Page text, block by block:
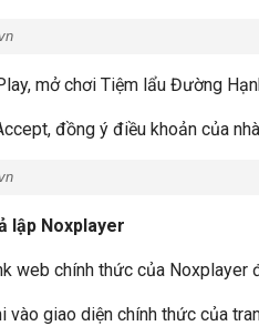
mở chơi Tiệm lẩu Đường
đồng ý điều khoản của
lập Noxplayer
web chính thức của Noxplayer
vào giao diện chính thức của